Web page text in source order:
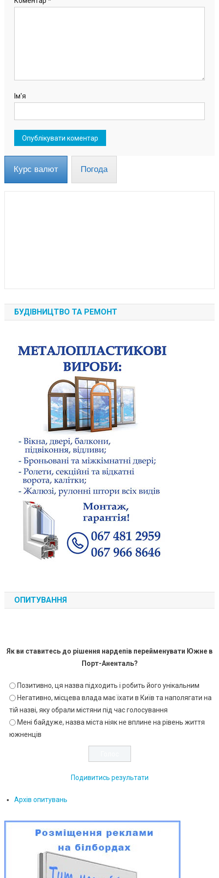
Ім'я
Курс валют Погода
БУДІВНИЦТВО ТА РЕМОНТ
ОПИТУВАННЯ
Як ви ставитесь до рішення нардепів перейменувати Южне в
Порт-Аненталь?
Позитивно, ця назва підходить і робить його унікальним
Негативно, місцева влада має їхати в Київ та наполягати на
тій назві, яку обрали містяни під час голосування
Мені байдуже, назва міста ніяк не вплине на рівень життя
южненців
Подивитись результати
Архів опитувань